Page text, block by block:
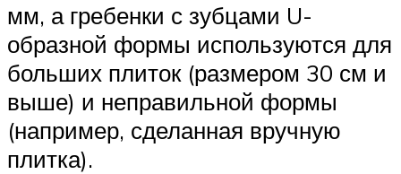
мм, а гребенки с зубцами U-
образной формы используются для
больших плиток (размером 30 см и
выше) и неправильной формы
(например, сделанная вручную
плитка).